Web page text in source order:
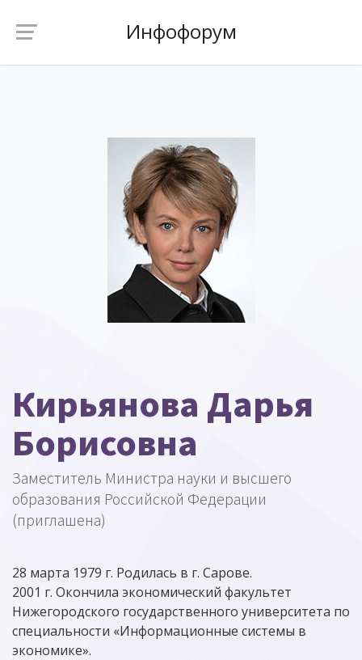
Инфофорум
Кирьянова Дарья
Борисовна
Заместитель Министра науки и высшего
образования Российской Федерации
(приглашена)
28 марта 1979 г. Родилась в г. Сарове.
2001 г. Окончила экономический факультет
Нижегородского государственного университета по
специальности «Информационные системы в
экономике».